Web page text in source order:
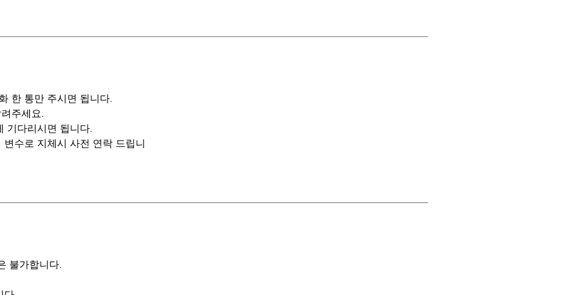
한 통만 주시면 됩니다.
주세요.
기다리시면 됩니다.
수로 지체시 사전 연락 드립니
불가합니다.